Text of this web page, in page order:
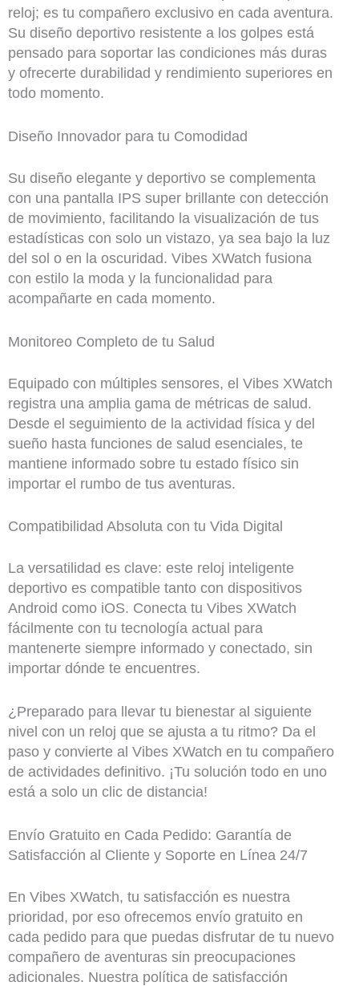
reloj; es tu compañero exclusivo en cada aventura.
Su diseño deportivo resistente a los golpes está
pensado para soportar las condiciones más duras
y ofrecerte durabilidad y rendimiento superiores en
todo momento.
Diseño Innovador para tu Comodidad
Su diseño elegante y deportivo se complementa
con una pantalla IPS super brillante con detección
de movimiento, facilitando la visualización de tus
estadísticas con solo un vistazo, ya sea bajo la luz
del sol o en la oscuridad. Vibes XWatch fusiona
con estilo la moda y la funcionalidad para
acompañarte en cada momento.
Monitoreo Completo de tu Salud
Equipado con múltiples sensores, el Vibes XWatch
registra una amplia gama de métricas de salud.
Desde el seguimiento de la actividad física y del
sueño hasta funciones de salud esenciales, te
mantiene informado sobre tu estado físico sin
importar el rumbo de tus aventuras.
Compatibilidad Absoluta con tu Vida Digital
La versatilidad es clave: este reloj inteligente
deportivo es compatible tanto con dispositivos
Android como iOS. Conecta tu Vibes XWatch
fácilmente con tu tecnología actual para
mantenerte siempre informado y conectado, sin
importar dónde te encuentres.
¿Preparado para llevar tu bienestar al siguiente
nivel con un reloj que se ajusta a tu ritmo? Da el
paso y convierte al Vibes XWatch en tu compañero
de actividades definitivo. ¡Tu solución todo en uno
está a solo un clic de distancia!
Envío Gratuito en Cada Pedido: Garantía de
Satisfacción al Cliente y Soporte en Línea 24/7
En Vibes XWatch, tu satisfacción es nuestra
prioridad, por eso ofrecemos envío gratuito en
cada pedido para que puedas disfrutar de tu nuevo
compañero de aventuras sin preocupaciones
adicionales. Nuestra política de satisfacción